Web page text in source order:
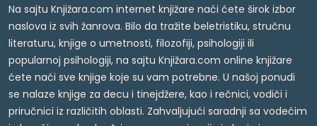
Na sajtu Knjižara.com internet knjižare naći ćete širok izbor
naslova iz svih žanrova. Bilo da tražite beletristiku, stručnu
literaturu, knjige o umetnosti, filozofiji, psihologiji ili
popularnoj psihologiji, na sajtu Knjižara.com online knjižare
ćete naći sve knjige koje su vam potrebne. U našoj ponudi
se nalaze knjige za decu i tinejdžere, kao i rečnici, vodiči i
priručnici iz različitih oblasti. Zahvaljujući saradnji sa vodećim